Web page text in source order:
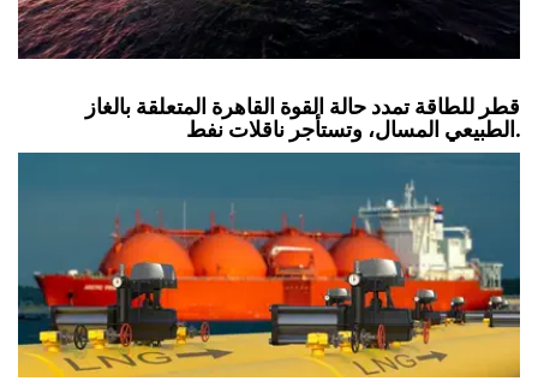
قطر للطاقة تمدد حالة القوة القاهرة المتعلقة بالغاز
الطبيعي المسال، وتستأجر ناقلات نفط.